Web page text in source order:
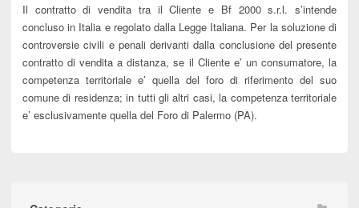
Il contratto di vendita tra il Cliente e Bf 2000 s.r.l. s’intende
concluso in Italia e regolato dalla Legge Italiana. Per la soluzione di
controversie civili e penali derivanti dalla conclusione del presente
contratto di vendita a distanza, se il Cliente e’ un consumatore, la
competenza territoriale e’ quella del foro di riferimento del suo
comune di residenza; in tutti gli altri casi, la competenza territoriale
e’ esclusivamente quella del Foro di Palermo (PA).